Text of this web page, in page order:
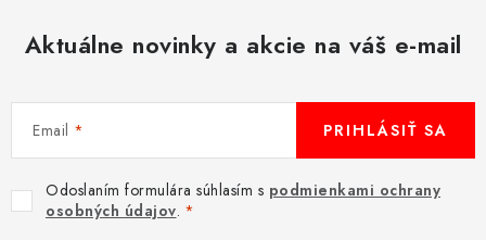
Aktuálne novinky a akcie na váš e-mail
Email
Odoslaním formulára súhlasím s podmienkami ochrany
osobných údajov.
PRIHLÁSIŤ SA